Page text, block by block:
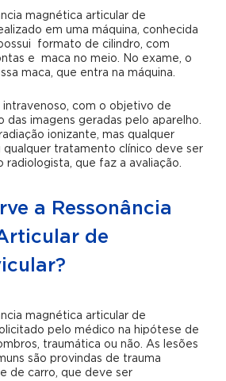
magnética articular de
em uma máquina, conhecida
formato de cilindro, com
e maca no meio. No exame, o
maca, que entra na máquina.
intravenoso, com o objetivo de
das imagens geradas pelo aparelho.
ionizante, mas qualquer
tratamento clínico deve ser
radiologista, que faz a avaliação.
a Ressonância
de
magnética articular de
pelo médico na hipótese de
traumática ou não. As lesões
são provindas de trauma
de carro, que deve ser